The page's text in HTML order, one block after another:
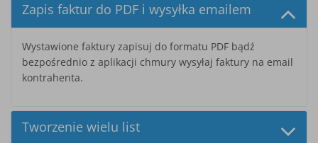
Zapis faktur do PDF i wysyłka emailem
Wystawione faktury zapisuj do formatu PDF bądź
bezpośrednio z aplikacji chmury wysyłaj faktury na email
kontrahenta.
Tworzenie wielu list